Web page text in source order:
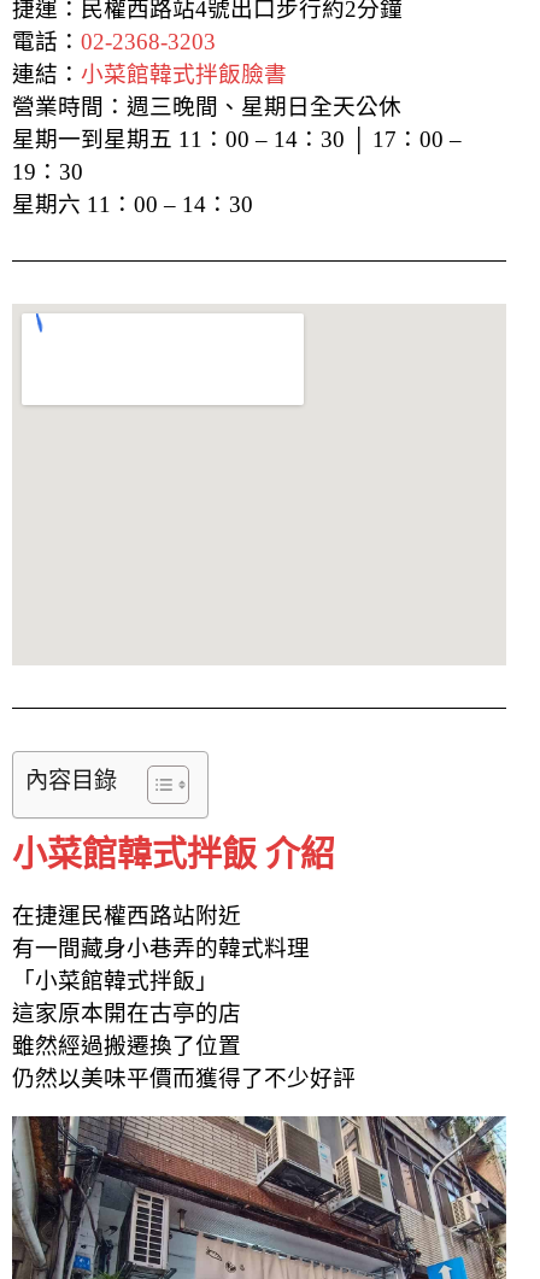
捷運：民權西路站4號出口步行約2分鐘
電話： 02-2368-3203
連結： 小菜館韓式拌飯臉書
營業時間：週三晚間、星期日全天公休
星期一到星期五 11：00 – 14：30 │ 17：00 –
19：30
星期六 11：00 – 14：30
內容目錄
小菜館韓式拌飯 介紹
在捷運民權西路站附近
有一間藏身小巷弄的韓式料理
「小菜館韓式拌飯」
這家原本開在古亭的店
雖然經過搬遷換了位置
仍然以美味平價而獲得了不少好評